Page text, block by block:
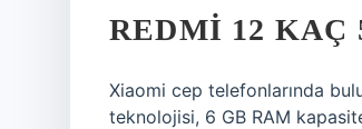
REDMI 12 KAÇ
Xiaomi cep telefonlarında
teknolojisi, 6 GB RAM